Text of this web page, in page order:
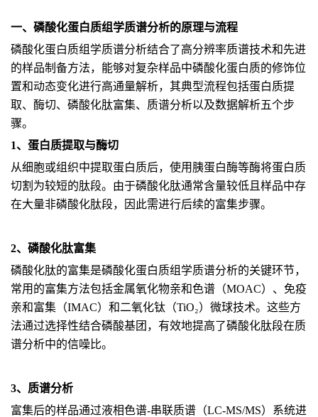
一、磷酸化蛋白质组学质谱分析的原理与流程
磷酸化蛋白质组学质谱分析结合了高分辨率质谱技术和先进
的样品制备方法，能够对复杂样品中磷酸化蛋白质的修饰位
置和动态变化进行高通量解析，其典型流程包括蛋白质提
取、酶切、磷酸化肽富集、质谱分析以及数据解析五个步
骤。
1、蛋白质提取与酶切
从细胞或组织中提取蛋白质后，使用胰蛋白酶等酶将蛋白质
切割为较短的肽段。由于磷酸化肽通常含量较低且样品中存
在大量非磷酸化肽段，因此需进行后续的富集步骤。
2、磷酸化肽富集
磷酸化肽的富集是磷酸化蛋白质组学质谱分析的关键环节，
常用的富集方法包括金属氧化物亲和色谱（MOAC）、免疫
亲和富集（IMAC）和二氧化钛（TiO₂）微球技术。这些方
法通过选择性结合磷酸基团，有效地提高了磷酸化肽段在质
谱分析中的信噪比。
3、质谱分析
富集后的样品通过液相色谱-串联质谱（LC-MS/MS）系统进